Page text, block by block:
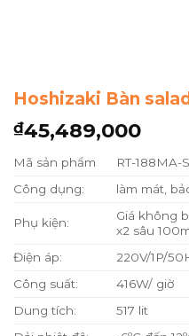
Hoshizaki Bàn
₫45,489,000
Mã sản phẩm
RT-188MA-
Công dụng:
làm mát,
Phụ kiện:
Giá không
x2 sâu
Điện áp:
220V/1P/
Công suất:
416W/ giờ
Dung tích:
517 lit